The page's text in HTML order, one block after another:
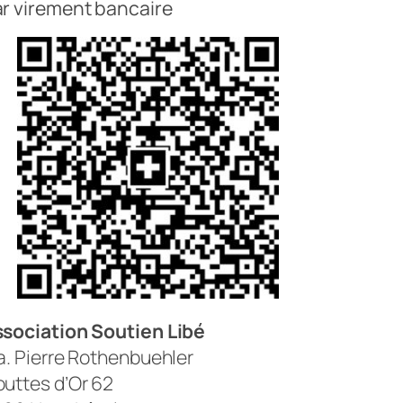
virement bancaire
Soutien Libé
Pierre Rothenbuehler
d’Or 62